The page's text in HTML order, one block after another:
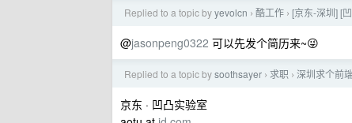
Replied to a topic byyevolcn › 酷工作 › [京东-深圳] [
@jasonpeng0322 可以先发个简历来~😜
Replied to a topic bysoothsayer › 求职 › 深圳求个前
京东 · 凹凸实验室